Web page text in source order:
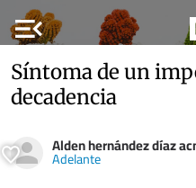
menu_open
Síntoma de un
decadencia
Alden hernández díaz
Adelante